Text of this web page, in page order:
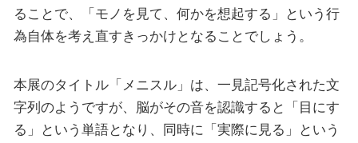
ることで、「モノを見て、何かを想起する」という行
為自体を考え直すきっかけとなることでしょう。
本展のタイトル「メニスル」は、一見記号化された文
字列のようですが、脳がその音を認識すると「目にす
る」という単語となり、同時に「実際に見る」という